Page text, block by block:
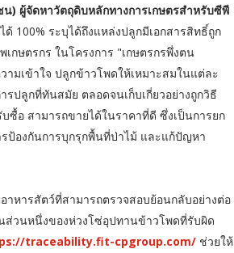
) ผู้จัดหาวัตถุดิบหลักทางการเกษตรสำหรับซีพี
100% ระบุได้ถึงแหล่งปลูกมีเอกสารสิทธิ์ถูก
กษตรกร ในโครงการ "เกษตรกรพึ่งตน
มเข้าใจ ปลูกข้าวโพดให้เหมาะสมในแต่ละ
ปลูกที่ทันสมัย ตลอดจนเก็บเกี่ยวอย่างถูกวิธี
อ สามารถขายได้ในราคาที่ดี ซึ่งเป็นการยก
ป้องกันการบุกรุกพื้นที่ป่าไม้ และแก้ปัญหา
หารสัตว์ที่สามารถตรวจสอบย้อนกลับอย่างต่อ
ส่วนหนึ่งของห่วงโซ่อุปทานข้าวโพดที่รับผิด
traceability.fit-cpgroup.com/ ช่วยให้